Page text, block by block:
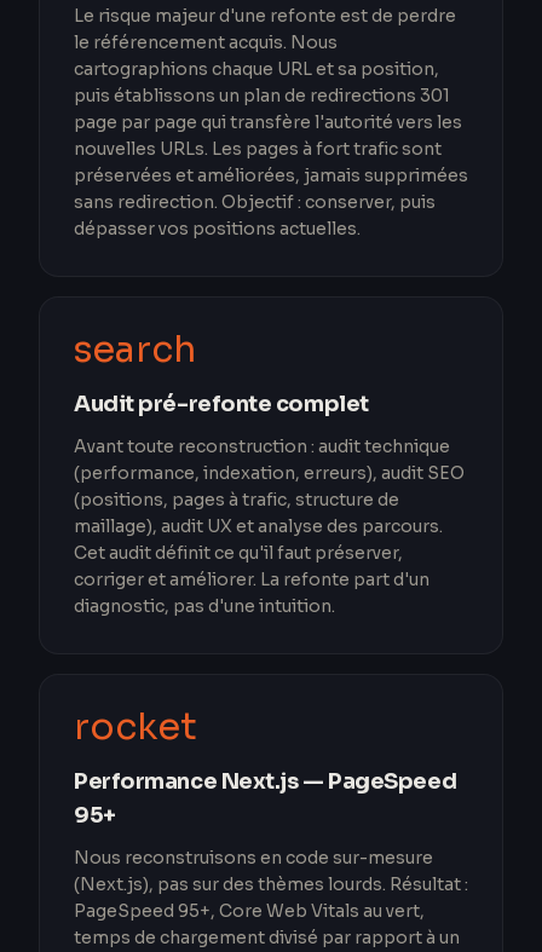
Le risque majeur d'une refonte est de perdre
le référencement acquis. Nous
cartographions chaque URL et sa position,
puis établissons un plan de redirections 301
page par page qui transfère l'autorité vers les
nouvelles URLs. Les pages à fort trafic sont
préservées et améliorées, jamais supprimées
sans redirection. Objectif : conserver, puis
dépasser vos positions actuelles.
search
Audit pré-refonte complet
Avant toute reconstruction : audit technique
(performance, indexation, erreurs), audit SEO
(positions, pages à trafic, structure de
maillage), audit UX et analyse des parcours.
Cet audit définit ce qu'il faut préserver,
corriger et améliorer. La refonte part d'un
diagnostic, pas d'une intuition.
rocket
Performance Next.js — PageSpeed
95+
Nous reconstruisons en code sur-mesure
(Next.js), pas sur des thèmes lourds. Résultat :
PageSpeed 95+, Core Web Vitals au vert,
temps de chargement divisé par rapport à un